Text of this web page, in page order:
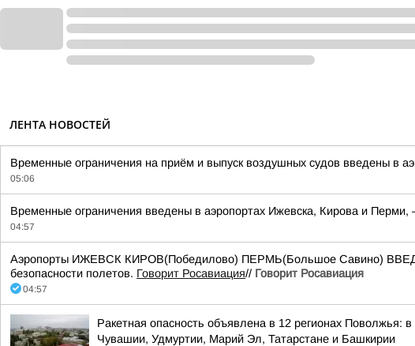
ЛЕНТА НОВОСТЕЙ
Временные ограничения на приём и выпуск воздушных судов введены в
05:06
Временные ограничения введены в аэропортах Ижевска, Кирова и
04:57
Аэропорты ИЖЕВСК КИРОВ(Победилово) ПЕРМЬ(Большое Савино)
безопасности полетов. Говорит Росавиация// Говорит Росавиация
04:57
Ракетная опасность объявлена в 12 регионах Поволжья:
Чувашии, Удмуртии, Марий Эл, Татарстане и Башкирии